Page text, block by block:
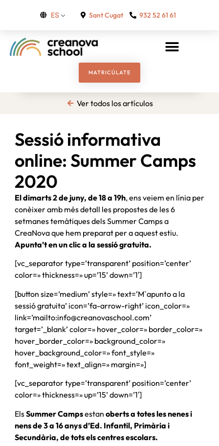
ES Sant Cugat 932 52 61 61
MATRICÚLATE
Ver todos los artículos
Sessió informativa
online: Summer Camps
2020
El dimarts 2 de juny, de 18 a 19h, ens veiem en línia per
conèixer amb més detall les propostes de les 6
setmanes temàtiques dels Summer Camps a
CreaNova que hem preparat per a aquest estiu.
Apunta’t en un clic a la sessió gratuita.
[vc_separator type=’transparent’ position=’center’
color=» thickness=» up=’15’ down=’1′]
[button size=’medium’ style=» text=’M`apunto a la
sessió gratuita’ icon=’fa-arrow-right’ icon_color=»
link=’mailto:info@creanovaschool.com’
target=’_blank’ color=» hover_color=» border_color=»
hover_border_color=» background_color=»
hover_background_color=» font_style=»
font_weight=» text_align=» margin=»]
[vc_separator type=’transparent’ position=’center’
color=» thickness=» up=’15’ down=’1′]
ElsSummer Campsestan oberts a totes les nenes i
nens de 3 a 16 anys d’Ed. Infantil, Primària i
Secundària, de tots els centres escolars.